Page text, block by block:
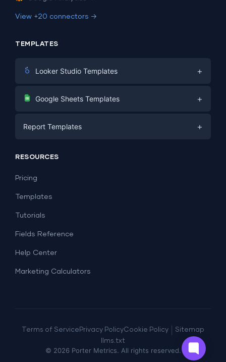
View +20 connectors →
TEMPLATES
Looker Studio Templates +
Digital Marketing
PPC
SEO
Lead Generation
Facebook Ads
Google Sheets Templates +
Social Media
Report Templates +
Dashboard Examples
RESOURCES
Pricing
Templates
Tutorials
Fields Reference
Help Center
Marketing Calculators
Terms of Service Privacy PolicyCookie Policy
Sitemap
llms.txt
© 2026 Porter Metrics. All rights reserved.